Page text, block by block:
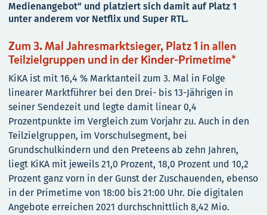
Medienangebot“ und platziert sich damit auf Platz 1
unter anderem vor Netflix und Super RTL.
Zum 3. Mal Jahresmarktsieger, Platz 1 in allen
Teilzielgruppen und in der Kinder-Primetime*
KiKA ist mit 16,4 % Marktanteil zum 3. Mal in Folge
linearer Marktführer bei den Drei- bis 13-Jährigen in
seiner Sendezeit und legte damit linear 0,4
Prozentpunkte im Vergleich zum Vorjahr zu. Auch in den
Teilzielgruppen, im Vorschulsegment, bei
Grundschulkindern und den Preteens ab zehn Jahren,
liegt KiKA mit jeweils 21,0 Prozent, 18,0 Prozent und 10,2
Prozent ganz vorn in der Gunst der Zuschauenden, ebenso
in der Primetime von 18:00 bis 21:00 Uhr. Die digitalen
Angebote erreichen 2021 durchschnittlich 8,42 Mio.